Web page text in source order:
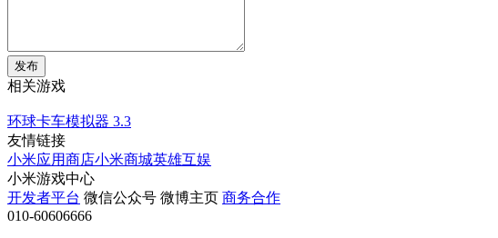
发布
相关游戏
环球卡车模拟器 3.3
友情链接
小米应用商店小米商城英雄互娱
小米游戏中心
开发者平台 微信公众号 微博主页 商务合作
010-60606666